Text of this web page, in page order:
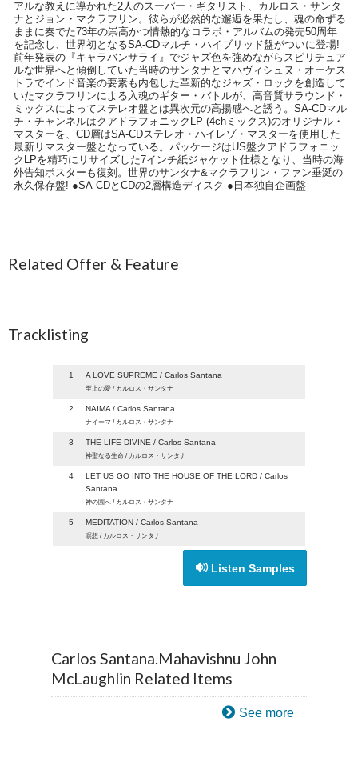
アルな教えに導かれた2人のスーパー・ギタリスト、カルロス・サンタ
ナとジョン・マクラフリン。彼らが必然的な邂逅を果たし、魂の命ずる
ままに奏でた73年の崇高かつ情熱的なコラボ・アルバムの発売50周年
を記念し、世界初となるSA-CDマルチ・ハイブリッド盤がついに登場!
前年発表の『キャラバンサライ』でジャズ色を強めながらスピリチュア
ルな世界へと傾倒していた当時のサンタナとマハヴィシュヌ・オーケス
トラでインド音楽の要素も内包した革新的なジャズ・ロックを創造して
いたマクラフリンによる入魂のギター・バトルが、高音質サラウンド・
ミックスによってステレオ盤とは異次元の高揚感へと誘う。SA-CDマル
チ・チャンネルはクアドラフォニックLP (4chミックス)のオリジナル・
マスターを、CD層はSA-CDステレオ・ハイレゾ・マスターを使用した
最新リマスター盤となっている。パッケージはUS盤クアドラフォニッ
クLPを精巧にリサイズした7インチ紙ジャケット仕様となり、当時の海
外告知ポスターも復刻。世界のサンタナ&マクラフリン・ファン垂涎の
永久保存盤! ●SA-CDとCDの2層構造ディスク ●日本独自企画盤
Related Offer & Feature
Tracklisting
1 A LOVE SUPREME / Carlos Santana
至上の愛 / カルロス・サンタナ
2 NAIMA / Carlos Santana
ナイーマ / カルロス・サンタナ
3 THE LIFE DIVINE / Carlos Santana
神聖なる生命 / カルロス・サンタナ
4
LET US GO INTO THE HOUSE OF THE LORD / Carlos
Santana
神の園へ / カルロス・サンタナ
5 MEDITATION / Carlos Santana
瞑想 / カルロス・サンタナ
Listen Samples
Carlos Santana.Mahavishnu John
McLaughlin Related Items
See more